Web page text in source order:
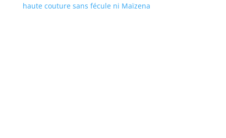
haute couture sans fécule ni Maïzena